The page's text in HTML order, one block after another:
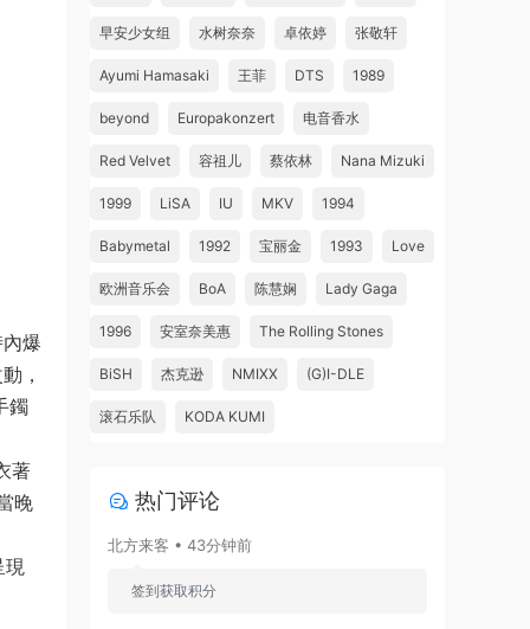
爆
，
鐲
著
晚
現
早安少女组 水树奈奈 卓依婷 张敬轩
Ayumi Hamasaki 王菲 DTS 1989
beyond Europakonzert 电音香水
Red Velvet 容祖儿 蔡依林 Nana Mizuki
1999 LiSA IU MKV 1994
Babymetal 1992 宝丽金 1993 Love
欧洲音乐会 BoA 陈慧娴 Lady Gaga
1996 安室奈美惠 The Rolling Stones
BiSH 杰克逊 NMIXX (G)I-DLE
滚石乐队 KODA KUMI
热门评论
北方来客 • 43分钟前
签到获取积分